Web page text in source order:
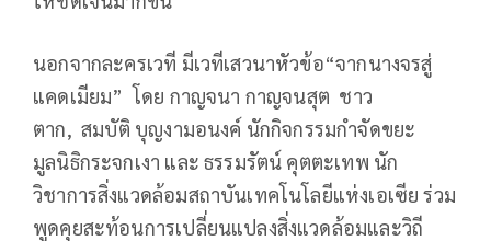
นอกจากละครเวที มีเวทีเสวนาหัวข้อ“จากนางจรสู่
แคดเมียม” โดย กาญจนา กาญจนสุต ชาว
ตาก, สมบัติ บุญงามอนงค์ นักกิจกรรมกำจัดขยะ
มูลนิธิกระจกเงา และ ธรรมรัตน์ คุตตะเทพ นัก
วิชาการสิ่งแวดล้อมสถาบันเทคโนโลยีแห่งเอเซีย ร่วม
พูดคุยสะท้อนการเปลี่ยนแปลงสิ่งแวดล้อมและวิถี